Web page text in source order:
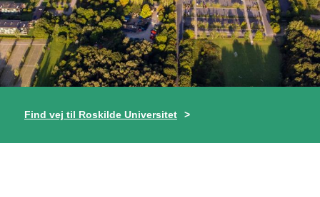
Find vej til Roskilde Universitet